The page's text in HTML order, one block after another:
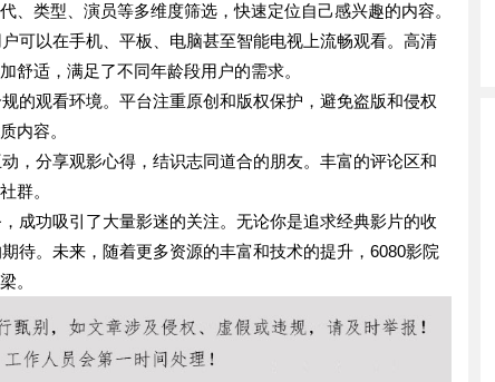
类型、演员等多维度筛选，快速定位自己感兴趣的内容。
可以在手机、平板、电脑甚至智能电视上流畅观看。高清
舒适，满足了不同年龄段用户的需求。
的观看环境。平台注重原创和版权保护，避免盗版和侵权
内容。
，分享观影心得，结识志同道合的朋友。丰富的评论区和
群。
成功吸引了大量影迷的关注。无论你是追求经典影片的收
待。未来，随着更多资源的丰富和技术的提升，6080影院
。